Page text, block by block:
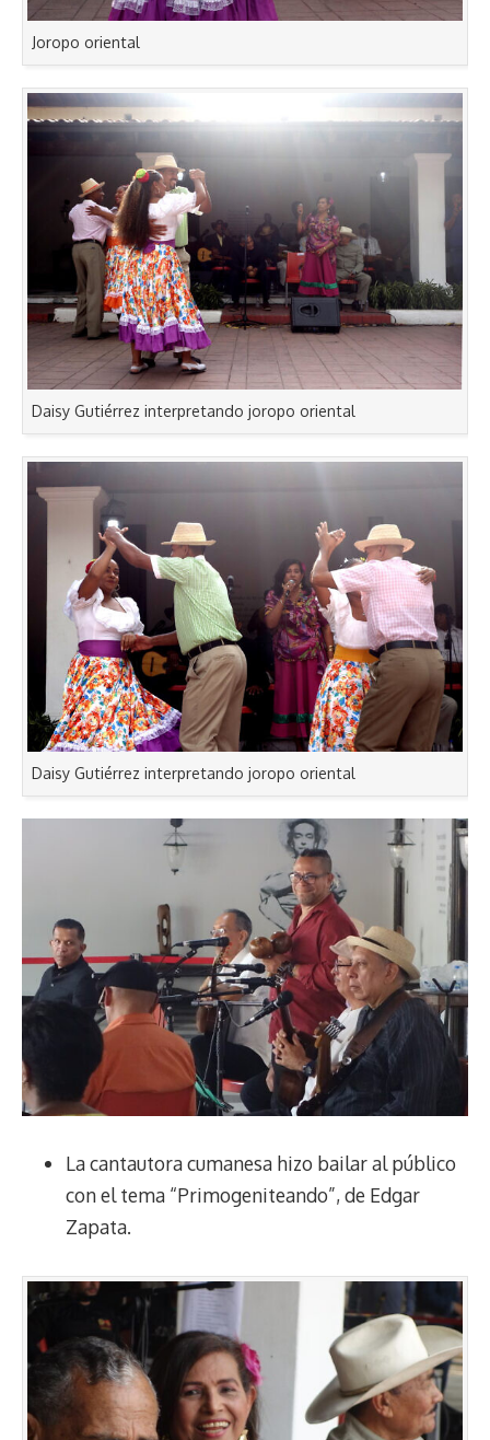
Joropo oriental
Daisy Gutiérrez interpretando joropo oriental
Daisy Gutiérrez interpretando joropo oriental
La cantautora cumanesa hizo bailar al público
con el tema “Primogeniteando”, de Edgar
Zapata.